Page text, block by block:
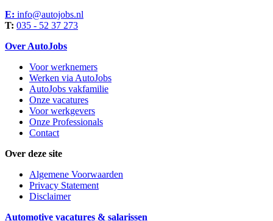
E: info@autojobs.nl
T: 035 - 52 37 273
Over AutoJobs
Voor werknemers
Werken via AutoJobs
AutoJobs vakfamilie
Onze vacatures
Voor werkgevers
Onze Professionals
Contact
Over deze site
Algemene Voorwaarden
Privacy Statement
Disclaimer
Automotive vacatures & salarissen